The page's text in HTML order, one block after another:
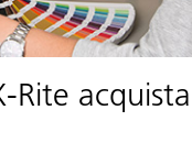
Rite